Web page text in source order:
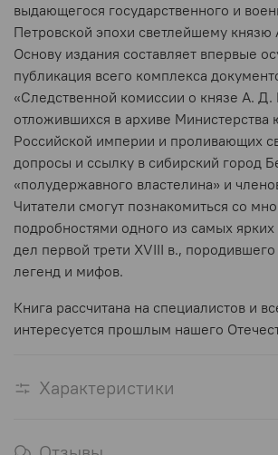
выдающегося государственного и
Петровской эпохи светлейшему
Основу издания составляет впервые
публикация всего комплекса
«Следственной комиссии о князе А.
отложившихся в архиве Министерства
Российской империи и проливающих
допросы и ссылку в сибирский город
«полудержавного властелина» и
Читатели смогут познакомиться со
подробностями одного из самых ярких
дел первой трети XVIII в.,
легенд и мифов.
Книга рассчитана на специалистов и
интересуется прошлым нашего
Характеристики